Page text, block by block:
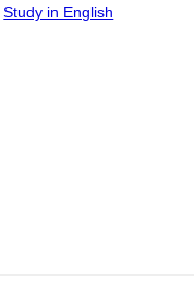
Study in English